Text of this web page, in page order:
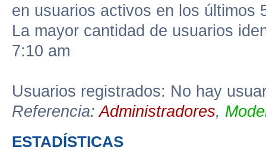
en usuarios activos en los últimos
La mayor cantidad de usuarios
7:10 am
Usuarios registrados: No hay
Referencia:Administradores,
ESTADÍSTICAS